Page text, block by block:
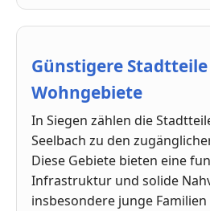
Günstigere
Wohngebiete
In Siegen zählen die
Seelbach zu den
Diese Gebiete bieten eine
Infrastruktur und solide
insbesondere junge